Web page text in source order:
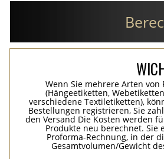
Wenn Sie mehrere Arten
(Hängeetiketten,
verschiedene Textiletiketten),
Bestellungen registrieren, Sie
den Versand Die Kosten werden
Produkte neu berechnet.
Proforma-Rechnung, in der
Gesamtvolumen/Gewicht